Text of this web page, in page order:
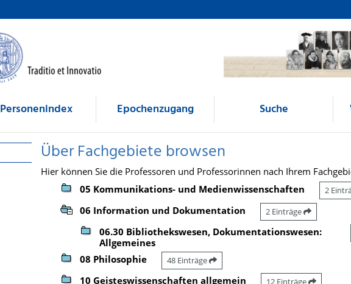
Personenindex Epochenzugang Suche
Über Fachgebiete browsen
Hier können Sie die Professoren und Professorinnen nach Ihrem
05 Kommunikations- und Medienwissenschaften
2
06 Information und Dokumentation 2 Einträge
06.30 Bibliothekswesen, Dokumentationswesen:
Allgemeines
08 Philosophie 48 Einträge
10 Geisteswissenschaften allgemein 12 Einträge